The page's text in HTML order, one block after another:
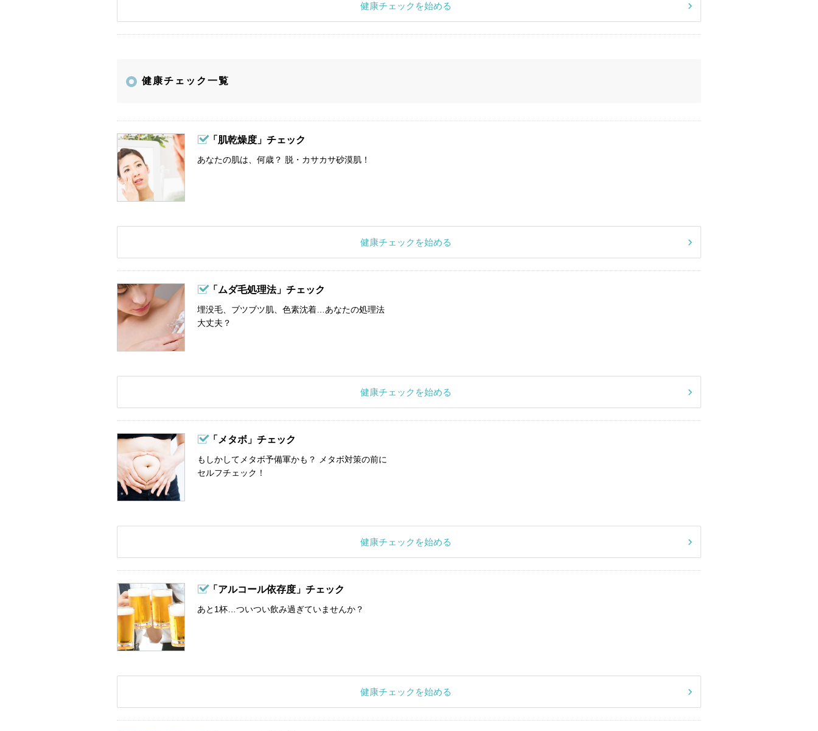
健康チェックを始める
健康チェック一覧
「肌乾燥度」チェック
あなたの肌は、何歳？ 脱・カサカサ砂漠肌！
健康チェックを始める
「ムダ毛処理法」チェック
埋没毛、ブツブツ肌、色素沈着…あなたの処理法
大丈夫？
健康チェックを始める
「メタボ」チェック
もしかしてメタボ予備軍かも？ メタボ対策の前に
セルフチェック！
健康チェックを始める
「アルコール依存度」チェック
あと1杯…ついつい飲み過ぎていませんか？
健康チェックを始める